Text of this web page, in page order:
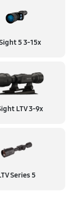
5 3-15x
LTV 3-9x
Series 5